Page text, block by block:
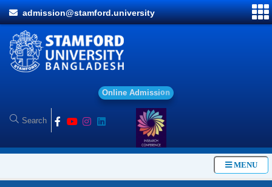
admission@stamford.university
Onl ine Ad mission
MENU